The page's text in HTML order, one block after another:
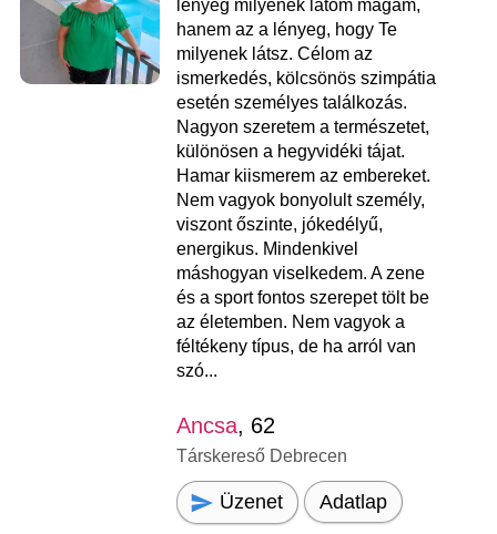
lényeg milyenek látom magam,
hanem az a lényeg, hogy Te
milyenek látsz. Célom az
ismerkedés, kölcsönös szimpátia
esetén személyes találkozás.
Nagyon szeretem a természetet,
különösen a hegyvidéki tájat.
Hamar kiismerem az embereket.
Nem vagyok bonyolult személy,
viszont őszinte, jókedélyű,
energikus. Mindenkivel
máshogyan viselkedem. A zene
és a sport fontos szerepet tölt be
az életemben. Nem vagyok a
féltékeny típus, de ha arról van
szó...
Ancsa, 62
Társkereső Debrecen
Üzenet Adatlap